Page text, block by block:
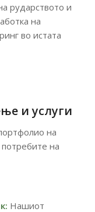
рударството и
на
во истата
и услуги
на
на
Нашиот